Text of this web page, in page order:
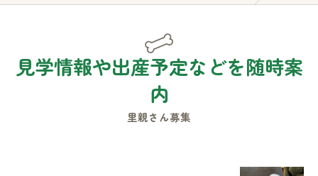
見学情報や出産予定などを随時案
内
里親さん募集